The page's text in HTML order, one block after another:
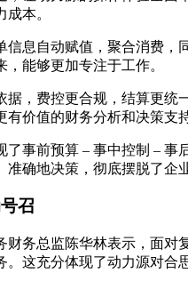
本。
信息自动赋值，聚合消费
能够更加专注于工作。
据，费控更合规，结算更统
有价值的财务分析和决策支
了事前预算 – 事中控制 –
准确地决策，彻底摆脱了企
召
财务总监陈华林表示，面
。这充分体现了动力源对合